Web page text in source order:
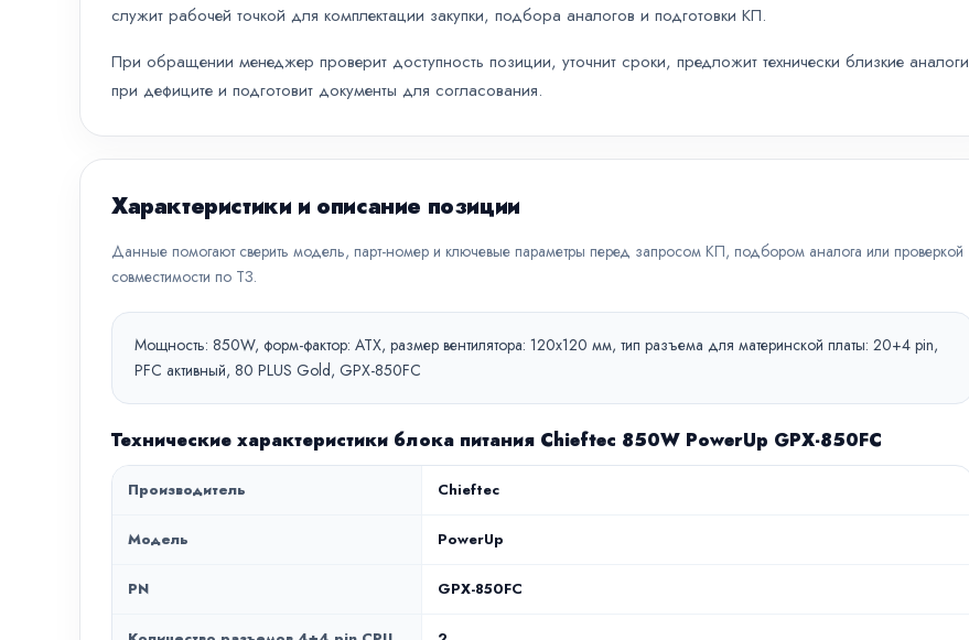
служит рабочей точкой для комплектации закупки, подбора аналогов и подготовки КП.
При обращении менеджер проверит доступность позиции, уточнит сроки, предложит технически близкие аналоги
при дефиците и подготовит документы для согласования.
Характеристики и описание позиции
Данные помогают сверить модель, парт-номер и ключевые параметры перед запросом КП, подбором аналога или проверкой
совместимости по ТЗ.
Мощность: 850W, форм-фактор: ATX, размер вентилятора: 120x120 мм, тип разъема для материнской платы: 20+4 pin,
PFC активный, 80 PLUS Gold, GPX-850FC
Технические характеристики блока питания Chieftec 850W PowerUp GPX-850FC
Производитель Chieftec
Модель PowerUp
PN GPX-850FC